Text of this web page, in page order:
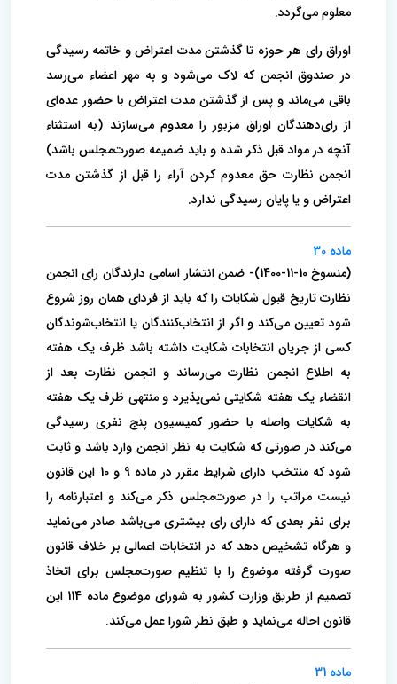
معلوم می‌گردد.
اوراق رای هر حوزه تا گذشتن مدت اعتراض و خاتمه‌ رسیدگی
در صندوق انجمن که لاک می‌شود و به مهر اعضاء می‌رسد
باقی می‌ماند و پس از گذشتن مدت اعتراض با حضور عده‌ای
از رای‌دهندگان اوراق ‌مزبور را معدوم می‌سازند (به استثناء
آنچه در مواد قبل ذکر شده و باید ضمیمه صورت‌مجلس باشد)
انجمن نظارت حق معدوم کردن آراء را قبل از‌ گذشتن مدت
اعتراض و یا پایان رسیدگی ندارد.
ماده 30
(منسوخ 10-11-1400)- ضمن انتشار اسامی دارندگان رای انجمن
نظارت تاریخ قبول شکایات را که باید از فردای همان روز شروع
شود تعیین می‌کند و اگر از انتخاب‌کنندگان یا انتخاب‌شوندگان
کسی از جریان انتخابات شکایت داشته باشد ظرف یک هفته
به اطلاع انجمن نظارت می‌رساند و انجمن نظارت بعد از‌
انقضاء یک هفته شکایتی نمی‌پذیرد و منتهی ظرف یک هفته
به شکایات واصله با حضور کمیسیون پنج نفری رسیدگی
می‌کند در صورتی که شکایت به نظر انجمن وارد باشد و ثابت
شود که منتخب دارای شرایط مقرر در ماده 9 و 10 این قانون
نیست مراتب را در صورت‌مجلس ذکر می‌کند و اعتبارنامه را‌
برای نفر بعدی که دارای رای بیشتری می‌باشد صادر می‌نماید
و هرگاه تشخیص دهد که در انتخابات اعمالی بر خلاف قانون
صورت گرفته موضوع را با‌ تنظیم صورت‌مجلس برای اتخاذ
تصمیم از طریق وزارت کشور به شورای موضوع ماده 114 این
قانون احاله می‌نماید و طبق نظر شورا عمل می‌کند.
ماده 31